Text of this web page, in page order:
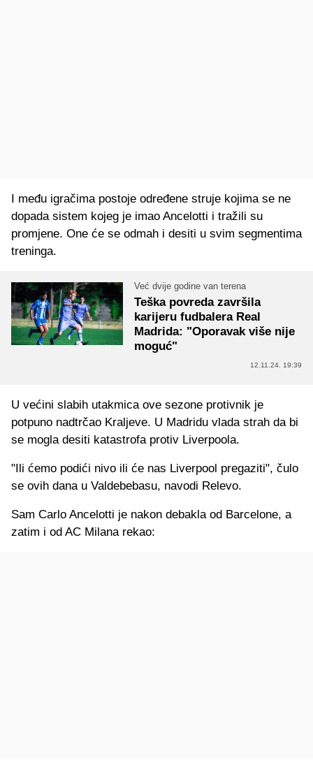
I među igračima postoje određene struje kojima se ne
dopada sistem kojeg je imao Ancelotti i tražili su
promjene. One će se odmah i desiti u svim segmentima
treninga.
Već dvije godine van terena
Teška povreda završila
karijeru fudbalera Real
Madrida: "Oporavak više nije
moguć"
12.11.24. 19:39
U većini slabih utakmica ove sezone protivnik je
potpuno nadtrčao Kraljeve. U Madridu vlada strah da bi
se mogla desiti katastrofa protiv Liverpoola.
"Ili ćemo podići nivo ili će nas Liverpool pregaziti", čulo
se ovih dana u Valdebebasu, navodi Relevo.
Sam Carlo Ancelotti je nakon debakla od Barcelone, a
zatim i od AC Milana rekao: